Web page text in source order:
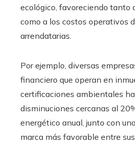
ecológico, favoreciendo tanto
como a los costos operativos
arrendatarias.
Por ejemplo, diversas
financiero que operan en
certificaciones ambientales
disminuciones cercanas al
energético anual, junto con
marca más favorable entre